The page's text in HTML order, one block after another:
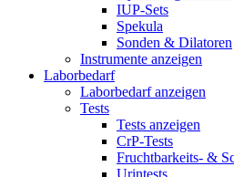
IUP-Sets
Spekula
Sonden & Dilatoren
Instrumente anzeigen
Laborbedarf
Laborbedarf anzeigen
Tests
Tests anzeigen
CrP-Tests
Fruchtbarkeits- &
Urintests